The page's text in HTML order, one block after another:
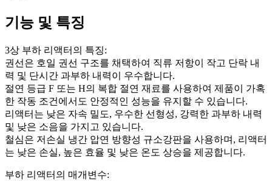
기능 및 특징
3상 부하 리액터의 특징:
권선은 호일 권선 구조를 채택하여 직류 저항이 작고 단락 내
력 및 단시간 과부하 내력이 우수합니다.
절연 등급 F 또는 H의 복합 절연 재료를 사용하여 제품이 가혹
한 작동 조건에서도 안정적인 성능을 유지할 수 있습니다.
리액터는 낮은 자속 밀도, 우수한 선형성, 강력한 과부하 내력
및 낮은 소음을 가지고 있습니다.
철심은 저손실 냉간 압연 방향성 규소강판을 사용하며, 리액터
는 낮은 손실, 높은 효율 및 낮은 온도 상승을 제공합니다.
부하 리액터의 매개변수: